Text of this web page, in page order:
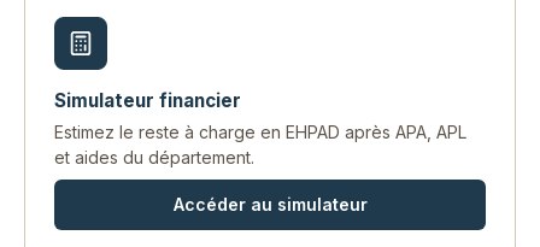
Simulateur financier
Estimez le reste à charge en EHPAD après APA, APL
et aides du département.
Accéder au simulateur